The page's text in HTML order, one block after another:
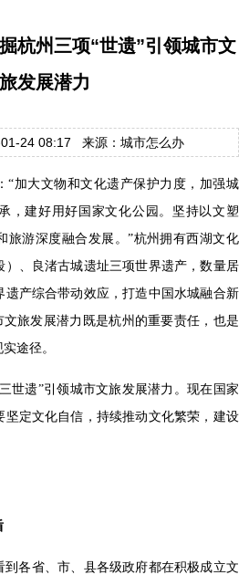
杭州三项“世遗”引领城市文
旅发展潜力
24 08:17 来源：城市怎么办
“加大文物和文化遗产保护力度，加强城
，建好用好国家文化公园。坚持以文塑
旅游深度融合发展。”杭州拥有西湖文化
）、良渚古城遗址三项世界遗产，数量居
遗产综合带动效应，打造中国水城融合新
文旅发展潜力既是杭州的重要责任，也是
途径。
世遗”引领城市文旅发展潜力。现在国家
坚定文化自信，持续推动文化繁荣，建设
到各省、市、县各级政府都在积极成立文